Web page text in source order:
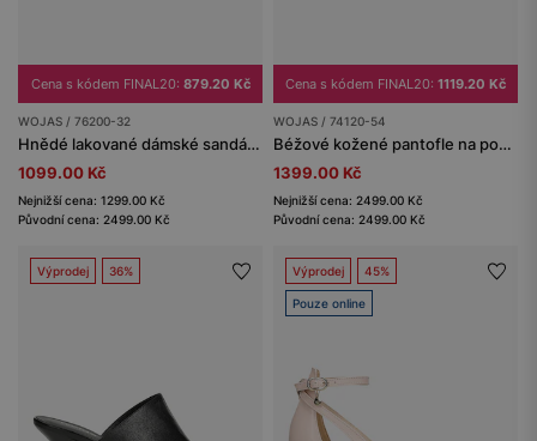
Cena s kódem FINAL20: 879.20 Kč
WOJAS / 76200-32
Hnědé lakované dámské sandály s tenkými pásky
1099.00 Kč
Nejnižší cena: 1299.00 Kč
Původní cena: 2499.00 Kč
Cena s kódem FINAL20: 1119.20 Kč
WOJAS / 74120-54
Béžové kožené pantofle na podpatku
1399.00 Kč
Nejnižší cena: 2499.00 Kč
Původní cena: 2499.00 Kč
Výprodej 36% Výprodej 45%
Pouze online